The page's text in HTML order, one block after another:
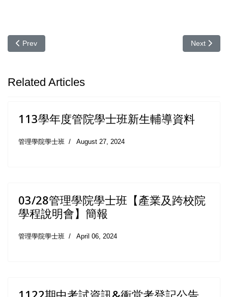
Previous article: 115/03/18管理學院學士班【財金/會計主修 學程說
Prev Next
Next
Related Articles
113學年度管院學士班新生輔導資料
管理學院學士班 August 27, 2024
03/28管理學院學士班【產業及跨校院
學程說明會】簡報
管理學院學士班 April 06, 2024